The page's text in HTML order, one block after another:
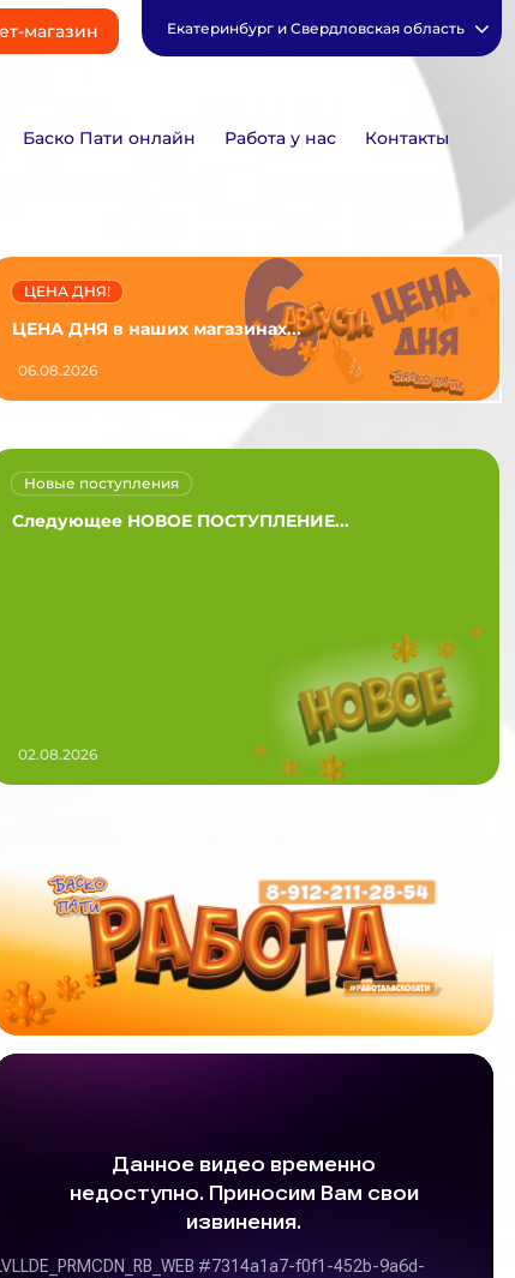
магазин Екатеринбург и Свердловская область
Баско Пати онлайн Работа у нас Контакты
ЦЕНА ДНЯ в наших магазинах...
ЦЕНА ДНЯ!
06.08.2026
Следующее НОВОЕ ПОСТУПЛЕНИЕ...
Новые поступления
02.08.2026